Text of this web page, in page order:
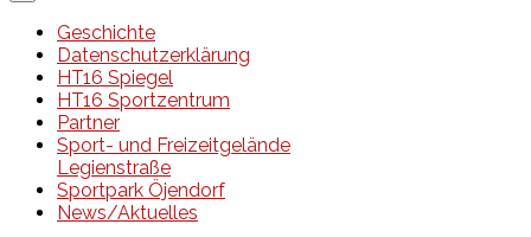
Geschichte
Datenschutzerklärung
HT16 Spiegel
HT16 Sportzentrum
Partner
Sport- und Freizeitgelände
Legienstraße
Sportpark Öjendorf
News/Aktuelles